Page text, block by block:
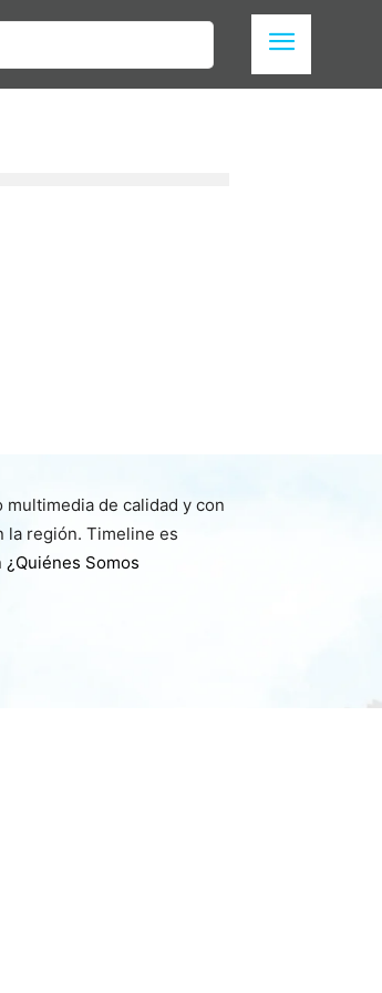
de calidad y con
la región. Timeline es
¿Quiénes Somos